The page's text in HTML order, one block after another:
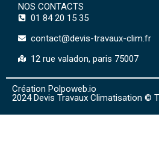
NOS CONTACTS
01 84 20 15 35
contact@devis-travaux-clim.fr
12 rue valadon, paris 75007
Création Polpoweb.io
2024 Devis Travaux Climatisation ©